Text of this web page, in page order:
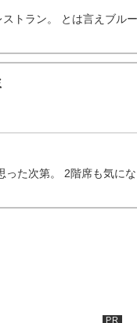
トラン。 とは言えブル
た次第。 2階席も気に